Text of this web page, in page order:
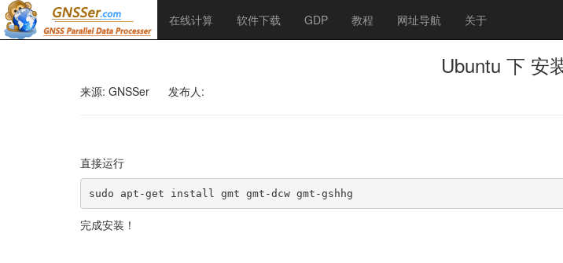
在线计算 软件下载 GDP 教程 网址导航 关于
Ubuntu 下 安
来源: GNSSer 发布人:
直接运行
sudo apt-get install gmt gmt-dcw gmt-gshhg
完成安装！